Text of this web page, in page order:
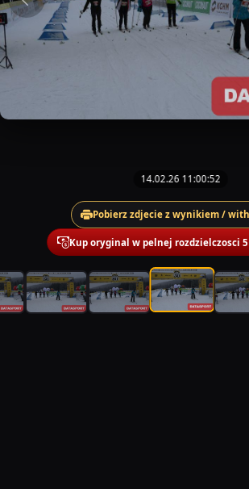
14.02.26 11:00:52
Pobierz zdjecie z wynikiem /
Kup oryginal w pelnej rozdzielczosci 5